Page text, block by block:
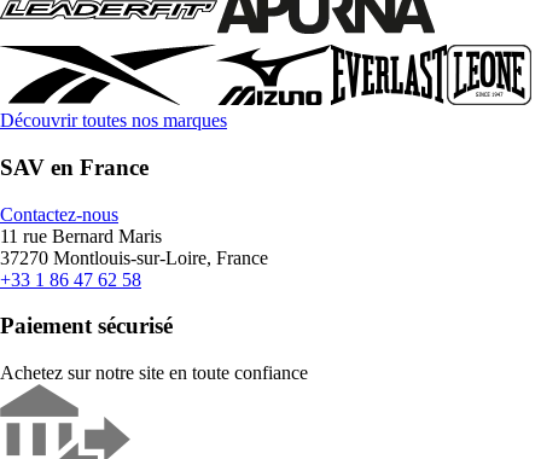
Découvrir toutes nos marques
SAV en France
Contactez-nous
11 rue Bernard Maris
37270 Montlouis-sur-Loire, France
+33 1 86 47 62 58
Paiement sécurisé
Achetez sur notre site en toute confiance